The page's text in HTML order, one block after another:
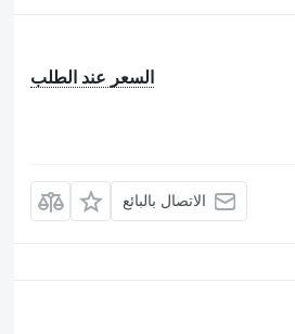
السعر عند الطلب
الاتصال بالبائع